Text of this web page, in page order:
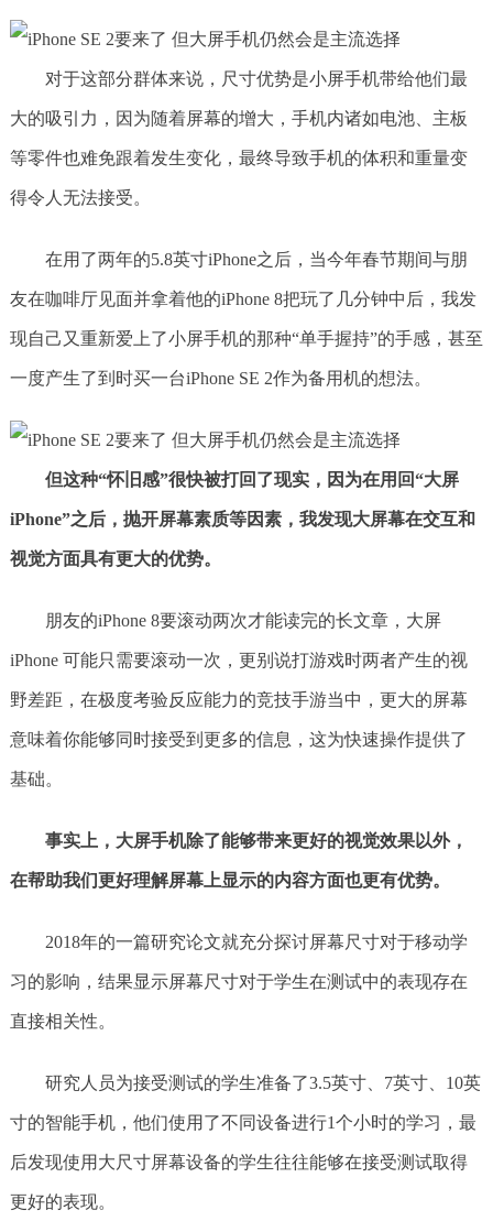
对于这部分群体来说，尺寸优势是小屏手机带给他们最
大的吸引力，因为随着屏幕的增大，手机内诸如电池、主板
等零件也难免跟着发生变化，最终导致手机的体积和重量变
得令人无法接受。
在用了两年的5.8英寸iPhone之后，当今年春节期间与朋
友在咖啡厅见面并拿着他的iPhone 8把玩了几分钟中后，我发
现自己又重新爱上了小屏手机的那种“单手握持”的手感，甚至
一度产生了到时买一台iPhone SE 2作为备用机的想法。
但这种“怀旧感”很快被打回了现实，因为在用回“大屏
iPhone”之后，抛开屏幕素质等因素，我发现大屏幕在交互和
视觉方面具有更大的优势。
朋友的iPhone 8要滚动两次才能读完的长文章，大屏
iPhone 可能只需要滚动一次，更别说打游戏时两者产生的视
野差距，在极度考验反应能力的竞技手游当中，更大的屏幕
意味着你能够同时接受到更多的信息，这为快速操作提供了
基础。
事实上，大屏手机除了能够带来更好的视觉效果以外，
在帮助我们更好理解屏幕上显示的内容方面也更有优势。
2018年的一篇研究论文就充分探讨屏幕尺寸对于移动学
习的影响，结果显示屏幕尺寸对于学生在测试中的表现存在
直接相关性。
研究人员为接受测试的学生准备了3.5英寸、7英寸、10英
寸的智能手机，他们使用了不同设备进行1个小时的学习，最
后发现使用大尺寸屏幕设备的学生往往能够在接受测试取得
更好的表现。